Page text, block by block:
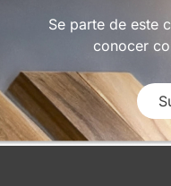
Se parte de este
conocer